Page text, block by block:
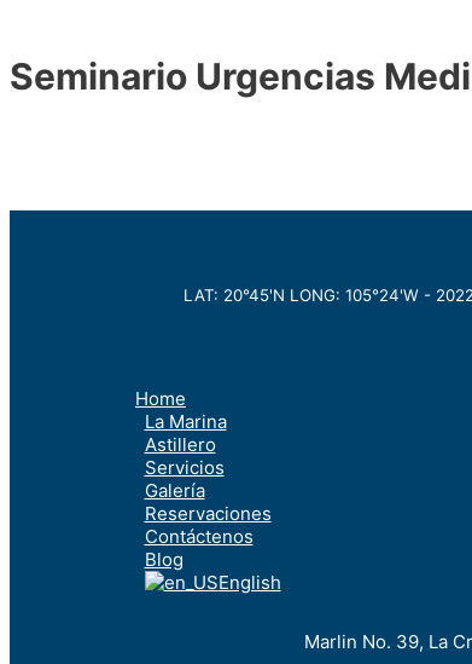
Seminario Urgencias
LAT: 20°45'N LONG: 105°24'W - 2022
Home
La Marina
Astillero
Servicios
Galería
Reservaciones
Contáctenos
Blog
English
Marlin No. 39, La